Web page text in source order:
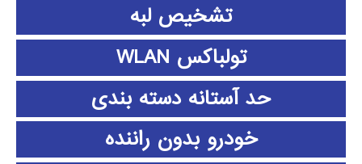
تشخیص لبه
تولباکس WLAN
حد آستانه دسته بندی
خودرو بدون راننده